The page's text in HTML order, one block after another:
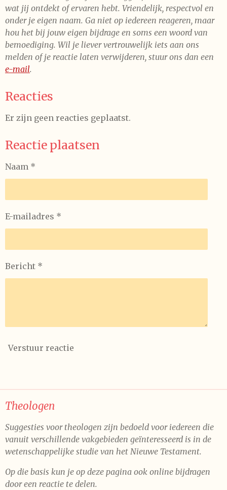
wat jij ontdekt of ervaren hebt. Vriendelijk, respectvol en
onder je eigen naam. Ga niet op iedereen reageren, maar
hou het bij jouw eigen bijdrage en soms een woord van
bemoediging. Wil je liever vertrouwelijk iets aan ons
melden of je reactie laten verwijderen, stuur ons dan een
e-mail.
Reacties
Er zijn geen reacties geplaatst.
Reactie plaatsen
Naam *
E-mailadres *
Bericht *
Verstuur reactie
Theologen
Suggesties voor theologen zijn bedoeld voor iedereen die
vanuit verschillende vakgebieden geïnteresseerd is in de
wetenschappelijke studie van het Nieuwe Testament.
Op die basis kun je op deze pagina ook online bijdragen
door een reactie te delen.